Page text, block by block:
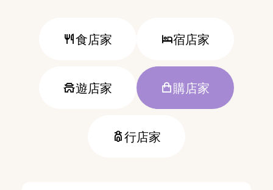
食店家 宿店家
遊店家 購店家
行店家